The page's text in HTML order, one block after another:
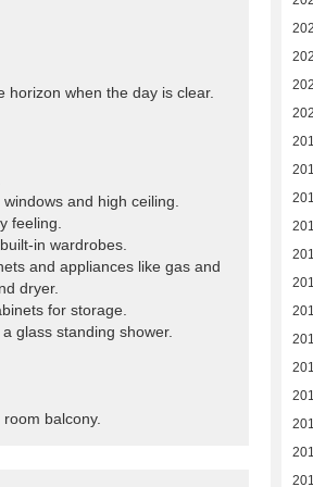
when the day is clear.
and high ceiling.
feeling.
in wardrobes.
and appliances like gas and
dryer.
for storage.
glass standing shower.
balcony.